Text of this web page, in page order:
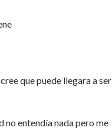
que puede llegara a ser
no entendía nada pero me